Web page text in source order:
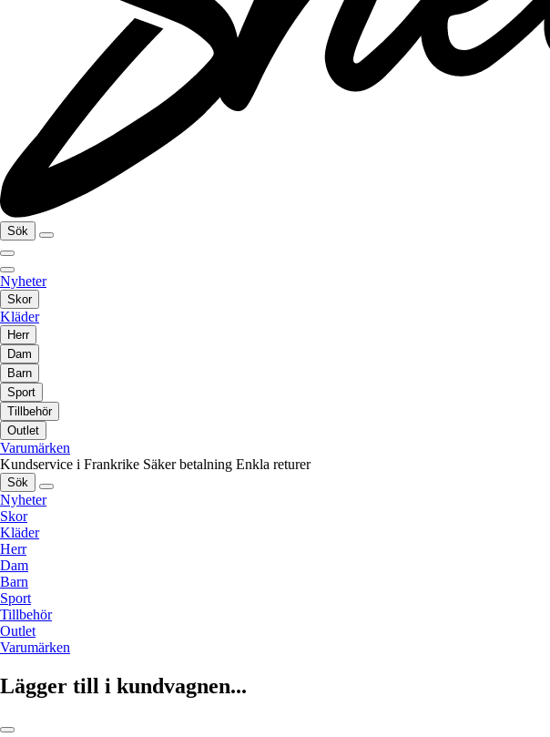
Sök
Nyheter
Skor
Kläder
Herr
Dam
Barn
Sport
Tillbehör
Outlet
Varumärken
Kundservice i Frankrike Säker betalning Enkla returer
Sök
Nyheter
Skor
Kläder
Herr
Dam
Barn
Sport
Tillbehör
Outlet
Varumärken
Lägger till i kundvagnen...